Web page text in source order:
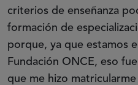
criterios de enseñanza
formación de
porque, ya que estamos
Fundación ONCE, eso
que me hizo